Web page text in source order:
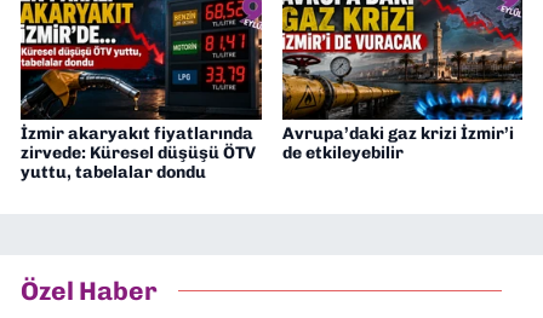
İzmir akaryakıt fiyatlarında
zirvede: Küresel düşüşü ÖTV
yuttu, tabelalar dondu
Avrupa’daki gaz krizi İzmir’i
de etkileyebilir
Özel Haber